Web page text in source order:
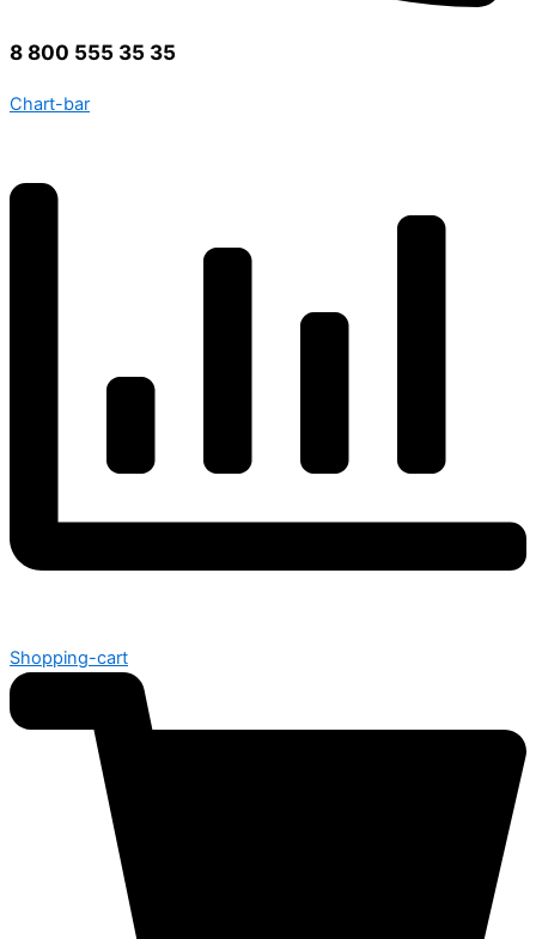
8 800 555 35 35
Chart-bar
Shopping-cart